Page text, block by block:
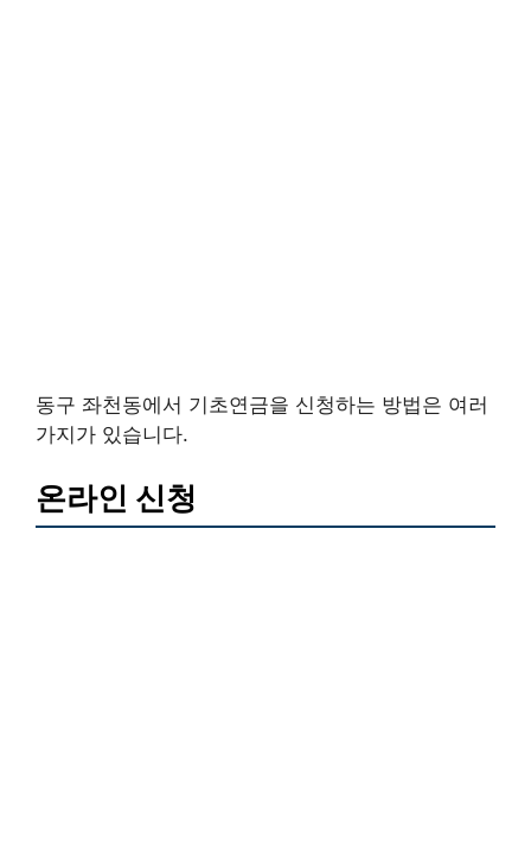
동구 좌천동에서 기초연금을 신청하는 방법은 여러
가지가 있습니다.
온라인 신청